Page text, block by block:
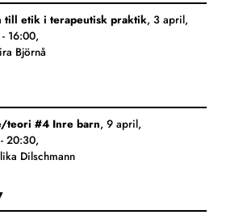
till etik i terapeutisk praktik, 3 april,
16:00,
Björnå
teori #4 Inre barn, 9 april,
20:30,
Dilschmann